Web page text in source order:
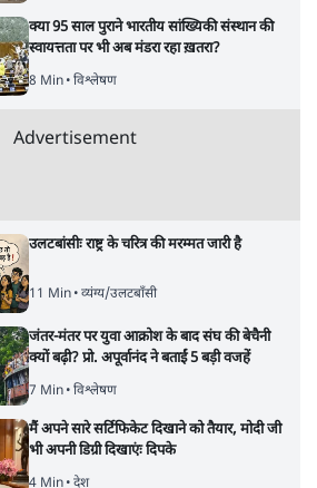
क्या 95 साल पुराने भारतीय सांख्यिकी संस्थान की
स्वायत्तता पर भी अब मंडरा रहा ख़तरा?
8 Min• विश्लेषण
Advertisement
उलटबांसीः राष्ट्र के चरित्र की मरम्मत जारी है
11 Min• व्यंग्य/उलटबाँसी
जंतर-मंतर पर युवा आक्रोश के बाद संघ की बेचैनी
क्यों बढ़ी? प्रो. अपूर्वानंद ने बताईं 5 बड़ी वजहें
7 Min• विश्लेषण
मैं अपने सारे सर्टिफिकेट दिखाने को तैयार, मोदी जी
भी अपनी डिग्री दिखाएंः दिपके
4 Min• देश